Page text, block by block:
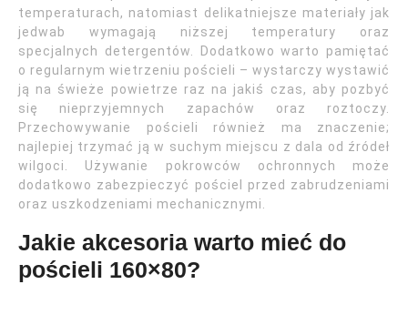
temperaturach, natomiast delikatniejsze materiały jak
jedwab wymagają niższej temperatury oraz
specjalnych detergentów. Dodatkowo warto pamiętać
o regularnym wietrzeniu pościeli – wystarczy wystawić
ją na świeże powietrze raz na jakiś czas, aby pozbyć
się nieprzyjemnych zapachów oraz roztoczy.
Przechowywanie pościeli również ma znaczenie;
najlepiej trzymać ją w suchym miejscu z dala od źródeł
wilgoci. Używanie pokrowców ochronnych może
dodatkowo zabezpieczyć pościel przed zabrudzeniami
oraz uszkodzeniami mechanicznymi.
Jakie akcesoria warto mieć do
pościeli 160×80?